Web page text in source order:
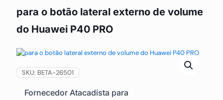
para o botão lateral externo de volume
do Huawei P40 PRO
SKU: BETA-26501
Fornecedor Atacadista para